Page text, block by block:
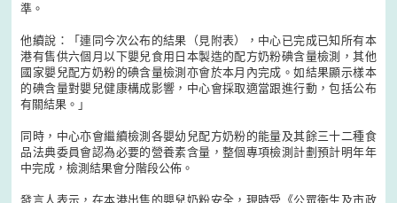
準。
他續說：「連同今次公布的結果（見附表），中心已完成已知所有本
港有售供六個月以下嬰兒食用日本製造的配方奶粉碘含量檢測，其他
國家嬰兒配方奶粉的碘含量檢測亦會於本月內完成。如結果顯示樣本
的碘含量對嬰兒健康構成影響，中心會採取適當跟進行動，包括公布
有關結果。」
同時，中心亦會繼續檢測各嬰幼兒配方奶粉的能量及其餘三十二種食
品法典委員會認為必要的營養素含量，整個專項檢測計劃預計明年年
中完成，檢測結果會分階段公佈。
發言人表示，在本港出售的嬰兒奶粉安全，現時受《公眾衞生及市政